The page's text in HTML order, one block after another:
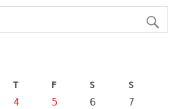
T F S S
4 5 6
7